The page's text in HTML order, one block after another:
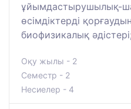
ұйымдастырушылық-
өсімдіктерді
биофизикалық
Оқу жылы - 2
Семестр - 2
Несиелер - 4